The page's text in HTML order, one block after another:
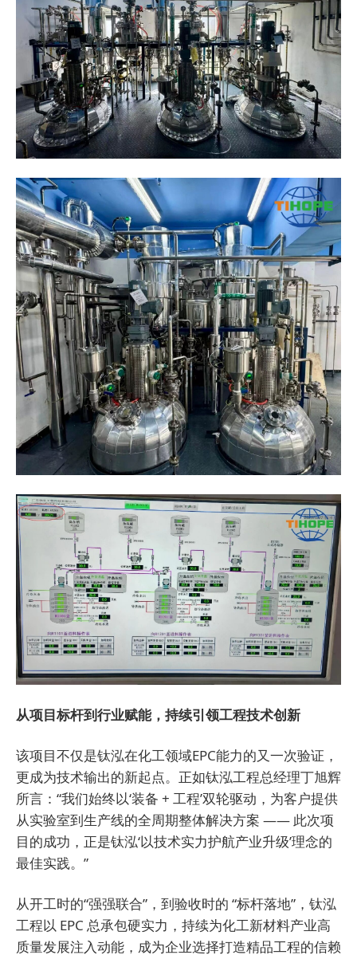
从项目标杆到行业赋能，持续引领工程技术创新
该项目不仅是钛泓在化工领域EPC能力的又一次验证，
更成为技术输出的新起点。正如钛泓工程总经理丁旭辉
所言：“我们始终以‘装备 + 工程’双轮驱动，为客户提供
从实验室到生产线的全周期整体解决方案 —— 此次项
目的成功，正是钛泓‘以技术实力护航产业升级’理念的
最佳实践。”
从开工时的“强强联合”，到验收时的 “标杆落地”，钛泓
工程以 EPC 总承包硬实力，持续为化工新材料产业高
质量发展注入动能，成为企业选择打造精品工程的信赖